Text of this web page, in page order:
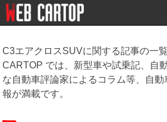
C3エアクロスSUVに関する記事の一
CARTOP では、新型車や試乗記、自
な自動車評論家によるコラム等、自
報が満載です。